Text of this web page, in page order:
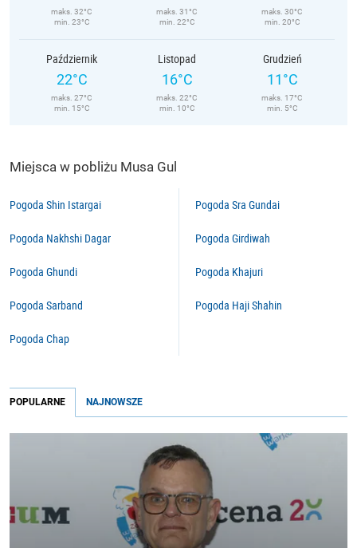
maks. 32°C
min. 23°C
maks. 31°C
min. 22°C
maks. 30°C
min. 20°C
Październik
22°C
maks. 27°C
min. 15°C
Listopad
16°C
maks. 22°C
min. 10°C
Grudzień
11°C
maks. 17°C
min. 5°C
Miejsca w pobliżu Musa Gul
Pogoda Shin Istargai
Pogoda Nakhshi Dagar
Pogoda Ghundi
Pogoda Sarband
Pogoda Chap
Pogoda Sra Gundai
Pogoda Girdiwah
Pogoda Khajuri
Pogoda Haji Shahin
POPULARNE NAJNOWSZE